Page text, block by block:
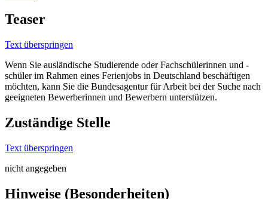
Teaser
Text überspringen
Wenn Sie ausländische Studierende oder Fachschülerinnen und -
schüler im Rahmen eines Ferienjobs in Deutschland beschäftigen
möchten, kann Sie die Bundesagentur für Arbeit bei der Suche nach
geeigneten Bewerberinnen und Bewerbern unterstützen.
Zuständige Stelle
Text überspringen
nicht angegeben
Hinweise (Besonderheiten)